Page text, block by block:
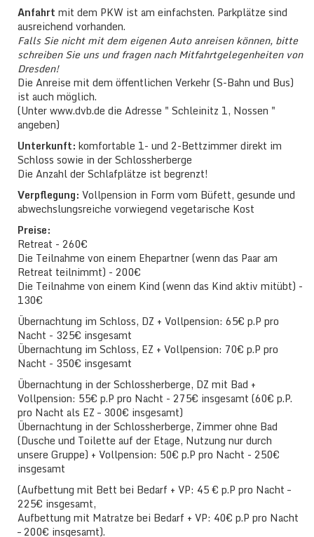
Anfahrt mit dem PKW ist am einfachsten. Parkplätze sind
ausreichend vorhanden.
Falls Sie nicht mit dem eigenen Auto anreisen können, bitte
schreiben Sie uns und fragen nach Mitfahrtgelegenheiten von
Dresden!
Die Anreise mit dem öffentlichen Verkehr (S-Bahn und Bus)
ist auch möglich.
(Unter www.dvb.de die Adresse " Schleinitz 1, Nossen "
angeben)
Unterkunft: komfortable 1- und 2-Bettzimmer direkt im
Schloss sowie in der Schlossherberge
Die Anzahl der Schlafplätze ist begrenzt!
Verpflegung: Vollpension in Form vom Büfett, gesunde und
abwechslungsreiche vorwiegend vegetarische Kost
Preise:
Retreat - 260€
Die Teilnahme von einem Ehepartner (wenn das Paar am
Retreat teilnimmt) - 200€
Die Teilnahme von einem Kind (wenn das Kind aktiv mitübt) -
130€
Übernachtung im Schloss, DZ + Vollpension: 65€ p.P pro
Nacht - 325€ insgesamt
Übernachtung im Schloss, EZ + Vollpension: 70€ p.P pro
Nacht - 350€ insgesamt
Übernachtung in der Schlossherberge, DZ mit Bad +
Vollpension: 55€ p.P pro Nacht - 275€ insgesamt (60€ p.P.
pro Nacht als EZ – 300€ insgesamt)
Übernachtung in der Schlossherberge, Zimmer ohne Bad
(Dusche und Toilette auf der Etage, Nutzung nur durch
unsere Gruppe) + Vollpension: 50€ p.P pro Nacht - 250€
insgesamt
(Aufbettung mit Bett bei Bedarf + VP: 45 € p.P pro Nacht –
225€ insgesamt,
Aufbettung mit Matratze bei Bedarf + VP: 40€ p.P pro Nacht
– 200€ insgesamt).